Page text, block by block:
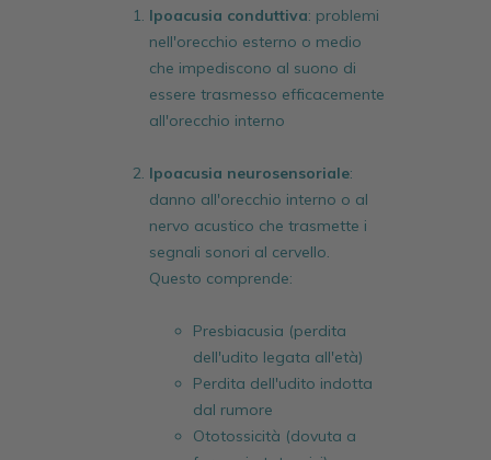
Ipoacusia conduttiva: problemi
nell'orecchio esterno o medio
che impediscono al suono di
essere trasmesso efficacemente
all'orecchio interno
Ipoacusia neurosensoriale:
danno all'orecchio interno o al
nervo acustico che trasmette i
segnali sonori al cervello.
Questo comprende:
Presbiacusia (perdita
dell'udito legata all'età)
Perdita dell'udito indotta
dal rumore
Ototossicità (dovuta a